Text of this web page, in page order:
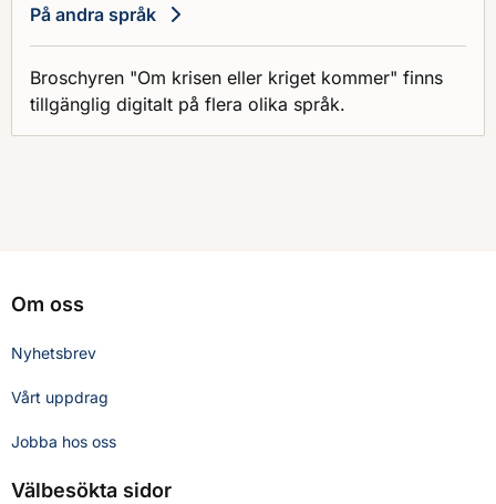
På andra språk
Broschyren "Om krisen eller kriget kommer" finns
tillgänglig digitalt på flera olika språk.
Om oss
Nyhetsbrev
Vårt uppdrag
Jobba hos oss
Välbesökta sidor